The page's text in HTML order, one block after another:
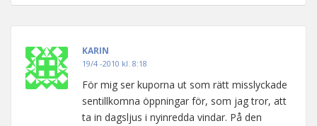
KARIN
19/4 -2010 kl. 8:18
För mig ser kuporna ut som rätt misslyckade
sentillkomna öppningar för, som jag tror, att
ta in dagsljus i nyinredda vindar. På den